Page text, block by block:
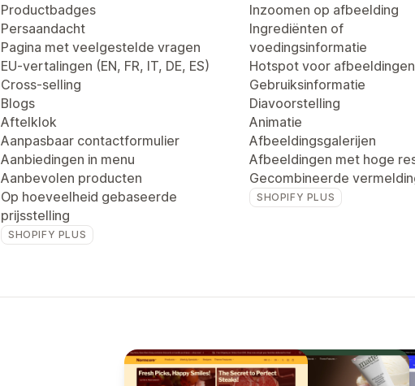
Productbadges
Persaandacht
Pagina met veelgestelde vragen
EU-vertalingen (EN, FR, IT, DE, ES)
Cross-selling
Blogs
Aftelklok
Aanpasbaar contactformulier
Aanbiedingen in menu
Aanbevolen producten
Op hoeveelheid gebaseerde
prijsstelling
SHOPIFY PLUS
Inzoomen op afbeelding
Ingrediënten of
voedingsinformatie
Hotspot voor afbeeldingen
Gebruiksinformatie
Diavoorstelling
Animatie
Afbeeldingsgalerijen
Afbeeldingen met hoge
Gecombineerde
SHOPIFY PLUS